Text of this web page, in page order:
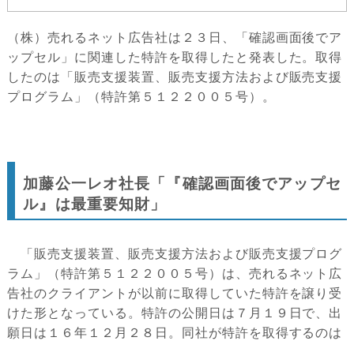
（株）売れるネット広告社は２３日、「確認画面後でア
ップセル」に関連した特許を取得したと発表した。取得
したのは「販売支援装置、販売支援方法および販売支援
プログラム」（特許第５１２２００５号）。
加藤公一レオ社長「『確認画面後でアップセ
ル』は最重要知財」
「販売支援装置、販売支援方法および販売支援プログ
ラム」（特許第５１２２００５号）は、売れるネット広
告社のクライアントが以前に取得していた特許を譲り受
けた形となっている。特許の公開日は７月１９日で、出
願日は１６年１２月２８日。同社が特許を取得するのは